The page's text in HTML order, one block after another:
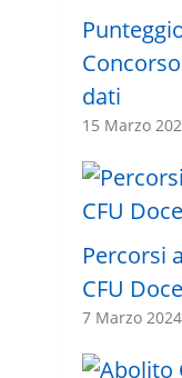
dati
15 Marzo
Percorsi
CFU
7 Marzo 2024